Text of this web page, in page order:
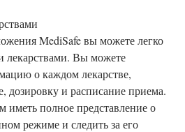
MediSafe вы можете легко
лекарствами. Вы можете
о каждом лекарстве,
дозировку и расписание приема.
иметь полное представление о
режиме и следить за его